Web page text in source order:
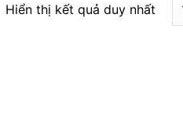
Hiển thị kết quả duy nhất